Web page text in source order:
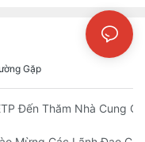
Gặp
Hẹn!Đến Thăm Nhà Cung